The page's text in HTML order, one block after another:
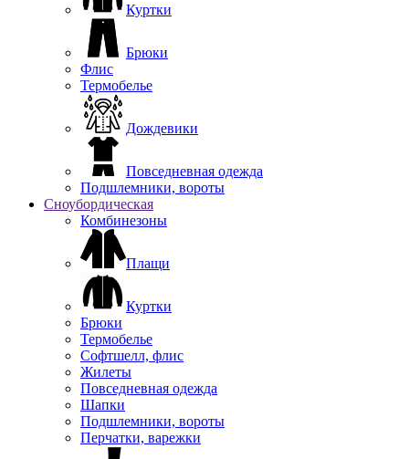
Куртки
Брюки
Флис
Термобелье
Дождевики
Повседневная одежда
Подшлемники, вороты
Сноубордическая
Комбинезоны
Плащи
Куртки
Брюки
Термобелье
Софтшелл, флис
Жилеты
Повседневная одежда
Шапки
Подшлемники, вороты
Перчатки, варежки